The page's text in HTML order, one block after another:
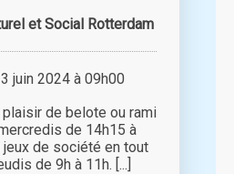
et Social Rotterdam
juin 2024 à 09h00
de belote ou rami
de 14h15 à
de société en tout
de 9h à 11h. [...]